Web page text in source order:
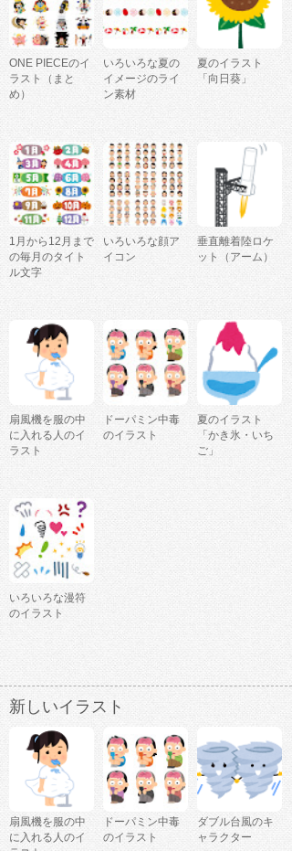
ONE PIECEのイ
ラスト（まと
め）
いろいろな夏の
イメージのライ
ン素材
夏のイラスト
「向日葵」
1月から12月まで
の毎月のタイト
ル文字
いろいろな顔ア
イコン
垂直離着陸ロケ
ット（アーム）
扇風機を服の中
に入れる人のイ
ラスト
ドーパミン中毒
のイラスト
夏のイラスト
「かき氷・いち
ご」
いろいろな漫符
のイラスト
新しいイラスト
扇風機を服の中
に入れる人のイ
ドーパミン中毒
のイラスト
ダブル台風のキ
ャラクター